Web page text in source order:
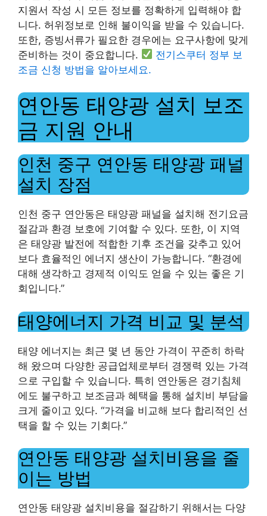
지원서 작성 시 모든 정보를 정확하게 입력해야 합
니다. 허위정보로 인해 불이익을 받을 수 있습니다.
또한, 증빙서류가 필요한 경우에는 요구사항에 맞게
준비하는 것이 중요합니다.
전기스쿠터 정부 보
조금 신청 방법을 알아보세요.
연안동 태양광 설치 보조
금 지원 안내
인천 중구 연안동 태양광 패널
설치 장점
인천 중구 연안동은 태양광 패널을 설치해 전기요금
절감과 환경 보호에 기여할 수 있다. 또한, 이 지역
은 태양광 발전에 적합한 기후 조건을 갖추고 있어
보다 효율적인 에너지 생산이 가능합니다. “환경에
대해 생각하고 경제적 이익도 얻을 수 있는 좋은 기
회입니다.”
태양에너지 가격 비교 및 ​​분석
태양 에너지는 최근 몇 년 동안 가격이 꾸준히 하락
해 왔으며 다양한 공급업체로부터 경쟁력 있는 가격
으로 구입할 수 있습니다. 특히 연안동은 경기침체
에도 불구하고 보조금과 혜택을 통해 설치비 부담을
크게 줄이고 있다. “가격을 비교해 보다 합리적인 선
택을 할 수 있는 기회다.”
연안동 태양광 설치비용을 줄
이는 방법
연안동 태양광 설치비용을 절감하기 위해서는 다양